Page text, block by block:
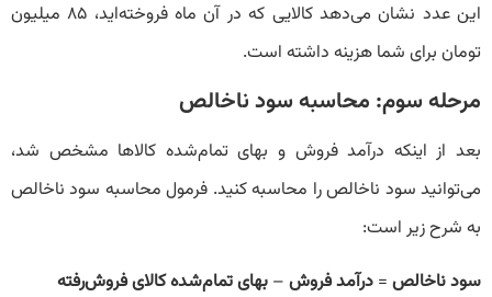
این عدد نشان می‌دهد کالایی که در آن ماه فروخته‌اید، ۸۵ میلیون
تومان برای شما هزینه داشته است.
مرحله سوم: محاسبه سود ناخالص
بعد از اینکه درآمد فروش و بهای تمام‌شده کالاها مشخص شد،
می‌توانید سود ناخالص را محاسبه کنید. فرمول محاسبه سود ناخالص
به شرح زیر است:
سود ناخالص = درآمد فروش – بهای تمام‌شده کالای فروش‌رفته